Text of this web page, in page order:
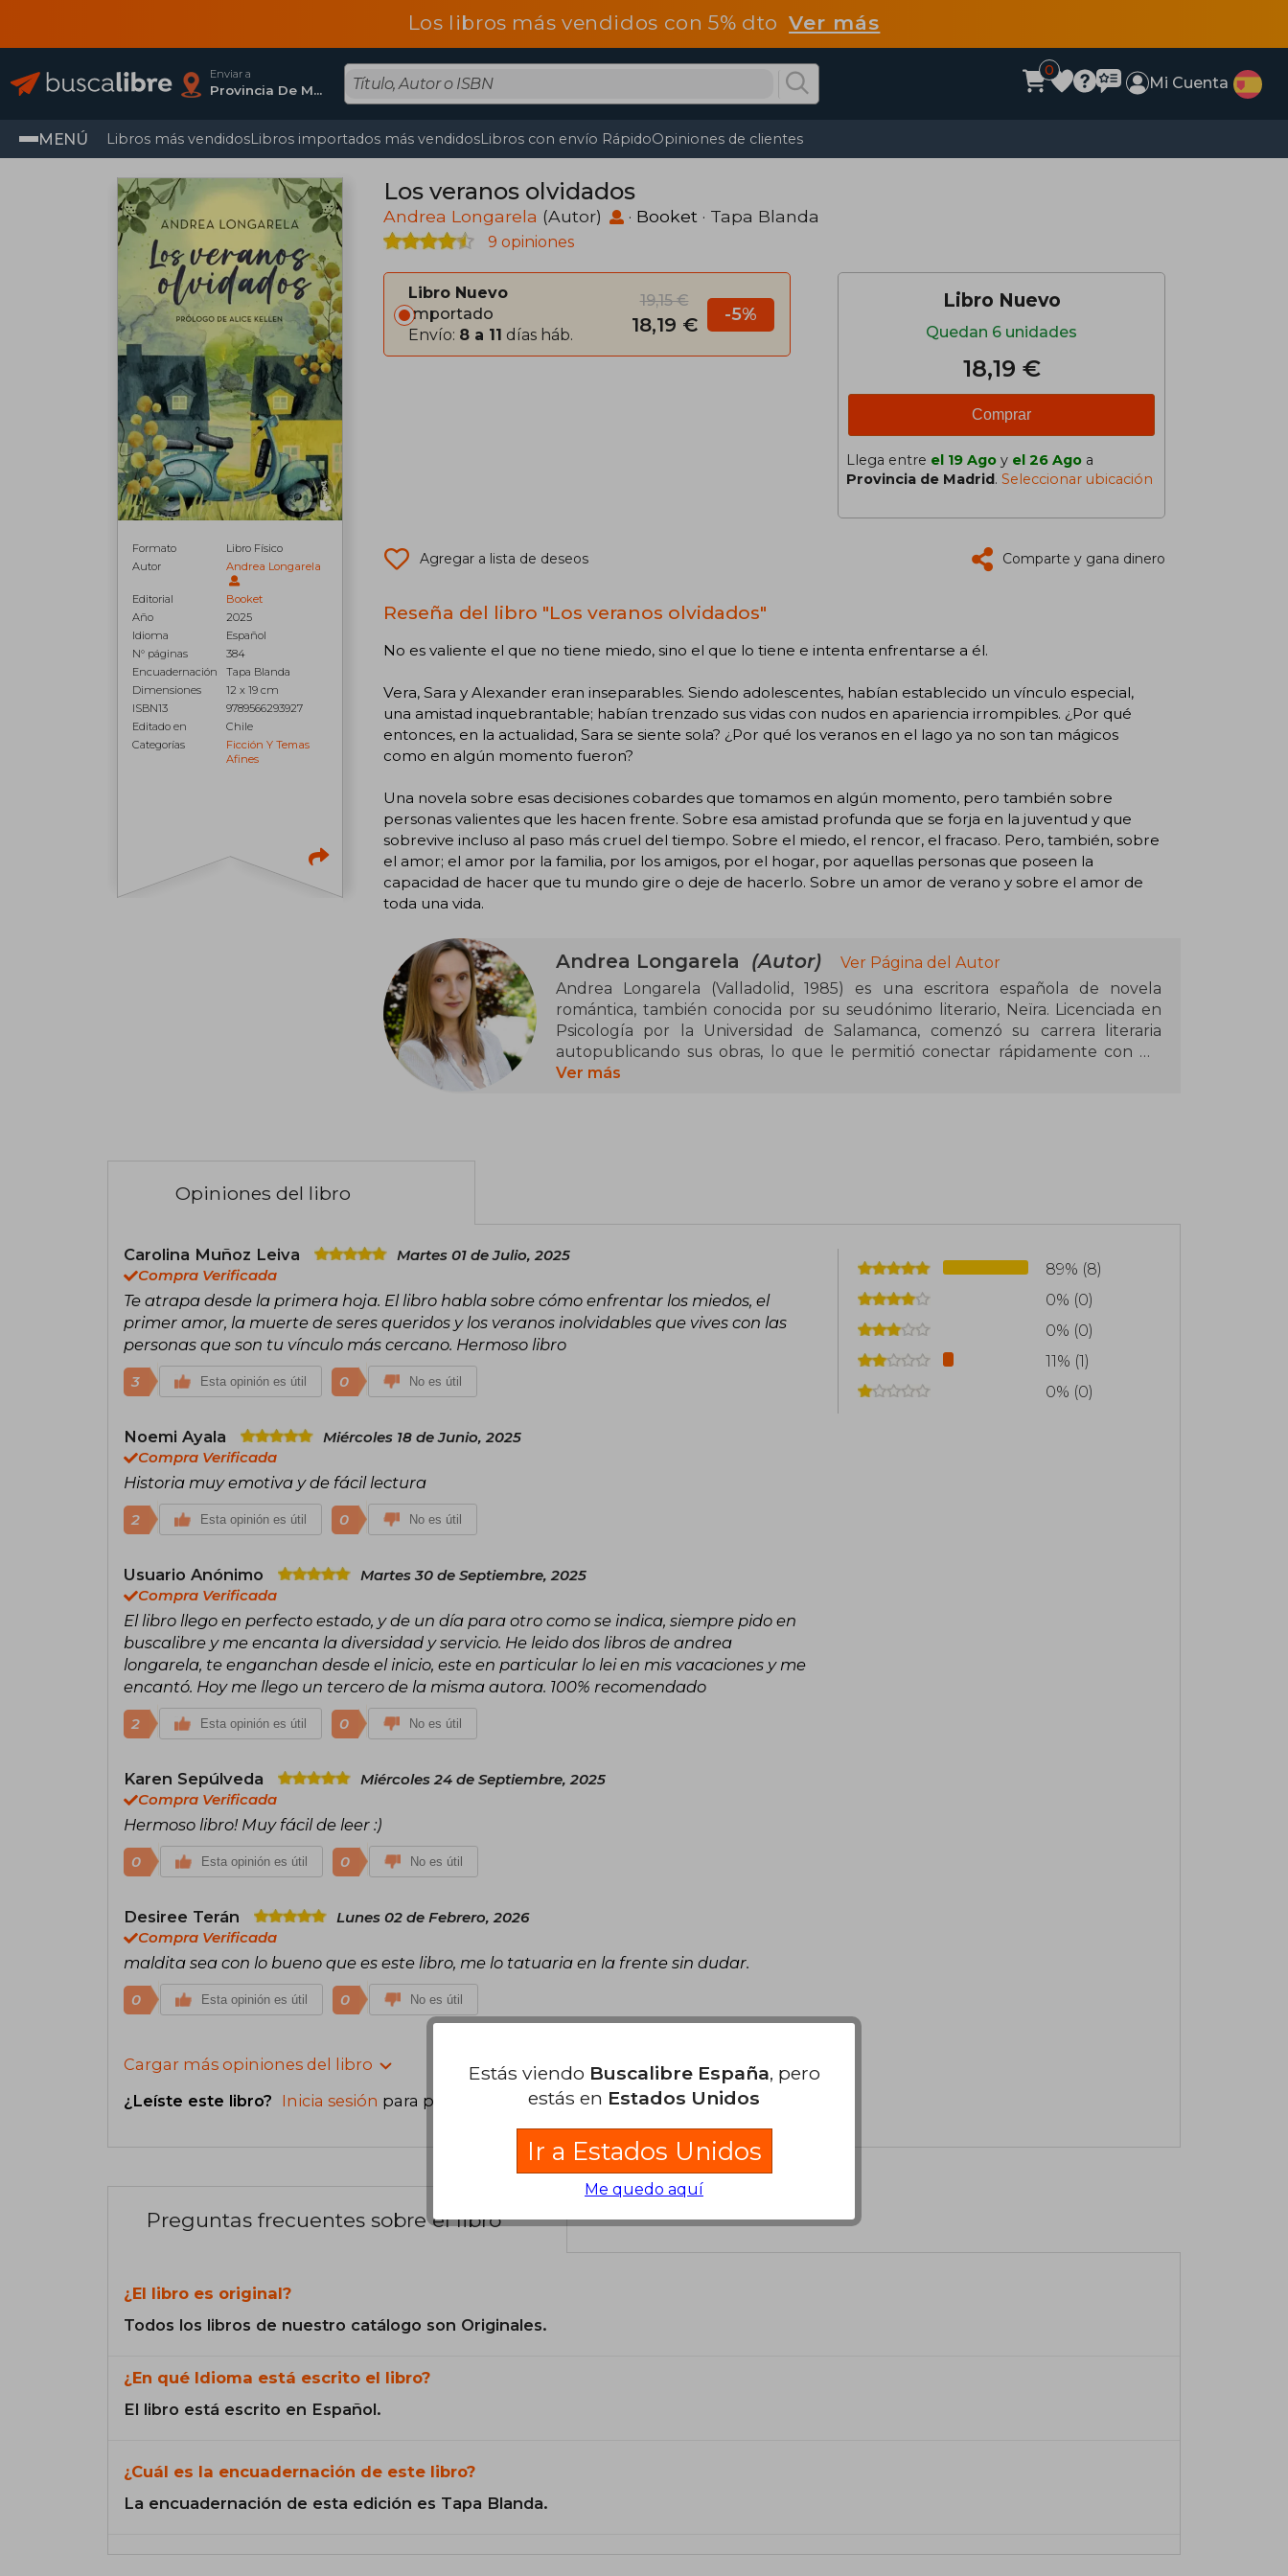
Los libros más vendidos con 5% dtoVer más
Enviar a
Provincia De Madrid
0
Mi Cuenta
MENÚ Libros más vendidosLibros importados más vendidosLibros con envío RápidoOpiniones de clientes
Formato
Libro Físico
Autor
Andrea Longarela
Editorial
Booket
Año
2025
Idioma
Español
N° páginas
384
Encuadernación
Tapa Blanda
Dimensiones
12 x 19 cm
ISBN13
9789566293927
Editado en
Chile
Categorías
Ficción Y Temas
Afines
Los veranos olvidados
Andrea Longarela (Autor) · Booket · Tapa Blanda
9 opiniones
Libro Nuevo
Importado
Envío: 8 a 11 días háb.
19,15 €
18,19 € -5%
Libro Nuevo
Quedan 6 unidades
18,19 €
Comprar
Llega entre el 19 Ago y el 26 Ago a
Provincia de Madrid. Seleccionar ubicación
Agregar a lista de deseos Comparte y gana dinero
Reseña del libro "Los veranos olvidados"
No es valiente el que no tiene miedo, sino el que lo tiene e intenta enfrentarse a él.
Vera, Sara y Alexander eran inseparables. Siendo adolescentes, habían establecido un vínculo especial,
una amistad inquebrantable; habían trenzado sus vidas con nudos en apariencia irrompibles. ¿Por qué
entonces, en la actualidad, Sara se siente sola? ¿Por qué los veranos en el lago ya no son tan mágicos
como en algún momento fueron?
Una novela sobre esas decisiones cobardes que tomamos en algún momento, pero también sobre
personas valientes que les hacen frente. Sobre esa amistad profunda que se forja en la juventud y que
sobrevive incluso al paso más cruel del tiempo. Sobre el miedo, el rencor, el fracaso. Pero, también, sobre
el amor; el amor por la familia, por los amigos, por el hogar, por aquellas personas que poseen la
capacidad de hacer que tu mundo gire o deje de hacerlo. Sobre un amor de verano y sobre el amor de
toda una vida.
Andrea Longarela (Autor)
Ver Página del Autor
Andrea Longarela (Valladolid, 1985) es una escritora española de novela
romántica, también conocida por su seudónimo literario, Neïra. Licenciada en
Psicología por la Universidad de Salamanca, comenzó su carrera literaria
autopublicando sus obras, lo que le permitió conectar rápidamente con un
amplio público lector.
planetas (2019), la bilogía Historia de Daniela (Fuimos un invierno y Fuiste mi
dormidos (2022) y El color de las cosas invisibles (2023).
Ver más
Opiniones del libro
Carolina Muñoz Leiva
Martes 01 de Julio, 2025
Compra Verificada
Te atrapa desde la primera hoja. El libro habla sobre cómo enfrentar los miedos, el
primer amor, la muerte de seres queridos y los veranos inolvidables que vives con las
personas que son tu vínculo más cercano. Hermoso libro
3 Esta opinión es útil 0 No es útil
Noemi Ayala
Miércoles 18 de Junio, 2025
Compra Verificada
Historia muy emotiva y de fácil lectura
2 Esta opinión es útil 0 No es útil
Usuario Anónimo
Martes 30 de Septiembre, 2025
Compra Verificada
El libro llego en perfecto estado, y de un día para otro como se indica, siempre pido en
buscalibre y me encanta la diversidad y servicio. He leido dos libros de andrea
longarela, te enganchan desde el inicio, este en particular lo lei en mis vacaciones y me
encantó. Hoy me llego un tercero de la misma autora. 100% recomendado
2 Esta opinión es útil 0 No es útil
Karen Sepúlveda
Miércoles 24 de Septiembre, 2025
Compra Verificada
Hermoso libro! Muy fácil de leer :)
0 Esta opinión es útil 0 No es útil
Desiree Terán
Lunes 02 de Febrero, 2026
Compra Verificada
maldita sea con lo bueno que es este libro, me lo tatuaria en la frente sin dudar.
0 Esta opinión es útil 0 No es útil
Cargar más opiniones del libro
¿Leíste este libro? Inicia sesión para poder agregar tu propia evaluación.
89% (8)
0% (0)
0% (0)
11% (1)
0% (0)
Preguntas frecuentes sobre el libro
¿El libro es original?
Todos los libros de nuestro catálogo son Originales.
¿En qué Idioma está escrito el libro?
El libro está escrito en Español.
¿Cuál es la encuadernación de este libro?
La encuadernación de esta edición es Tapa Blanda.
Estás viendo Buscalibre España, pero
estás en Estados Unidos
Ir a Estados Unidos
Me quedo aquí